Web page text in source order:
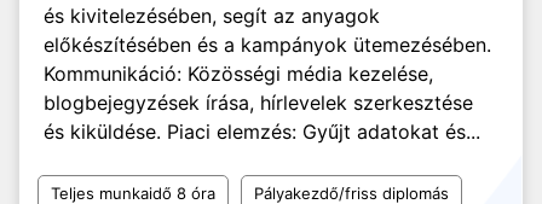
és kivitelezésében, segít az anyagok
előkészítésében és a kampányok ütemezésében.
Kommunikáció: Közösségi média kezelése,
blogbejegyzések írása, hírlevelek szerkesztése
és kiküldése. Piaci elemzés: Gyűjt adatokat és...
Teljes munkaidő 8 óra Pályakezdő/friss diplomás